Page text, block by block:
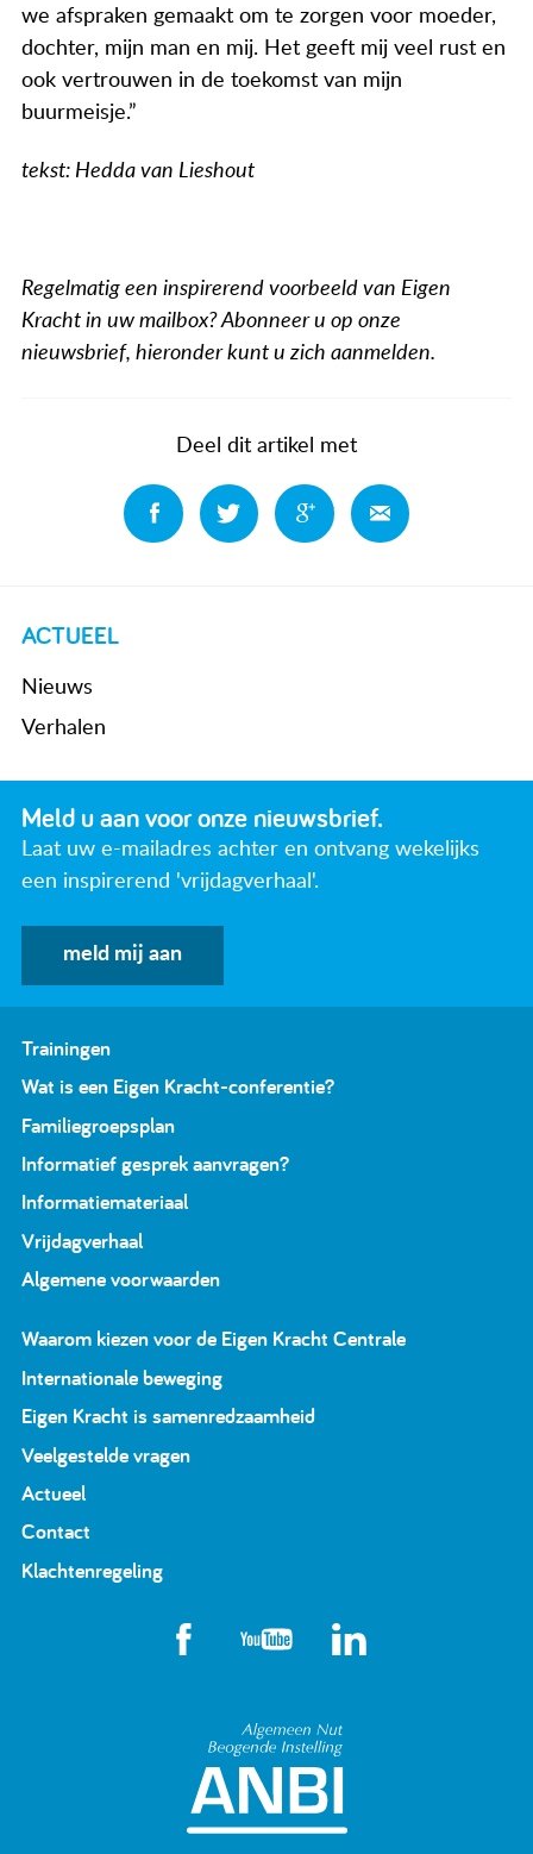
ACTUEEL
Nieuws
Verhalen
we afspraken gemaakt om te zorgen voor moeder,
dochter, mijn man en mij. Het geeft mij veel rust en
ook vertrouwen in de toekomst van mijn
buurmeisje.”
tekst: Hedda van Lieshout
Regelmatig een inspirerend voorbeeld van Eigen
Kracht in uw mailbox? Abonneer u op onze
nieuwsbrief, hieronder kunt u zich aanmelden.
Deel dit artikel met
Deel Deel Deel
Meld u aan voor onze nieuwsbrief.
Laat uw e-mailadres achter en ontvang wekelijks
een inspirerend 'vrijdagverhaal'.
meld mij aan
Trainingen
Wat is een Eigen Kracht-conferentie?
Familiegroepsplan
Informatief gesprek aanvragen?
Informatiemateriaal
Vrijdagverhaal
Algemene voorwaarden
Waarom kiezen voor de Eigen Kracht Centrale
Internationale beweging
Eigen Kracht is samenredzaamheid
Veelgestelde vragen
Actueel
Contact
Klachtenregeling